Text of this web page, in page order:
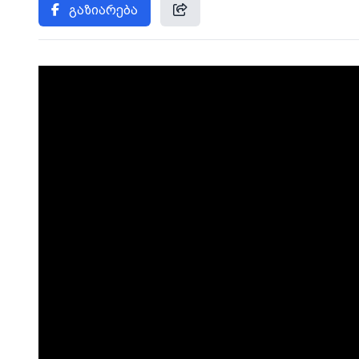
გაზიარება